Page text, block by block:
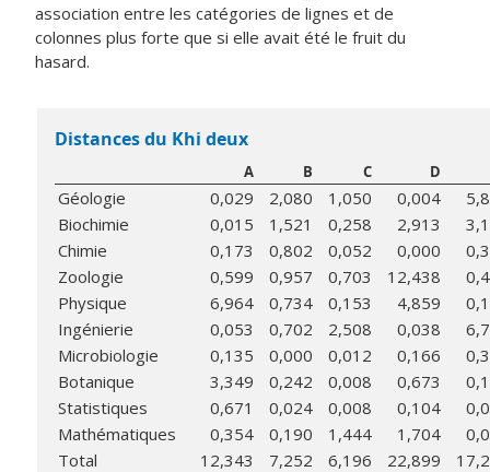
association entre les catégories de lignes et de
colonnes plus forte que si elle avait été le fruit du
hasard.
Distances du Khi deux
A B C D
Géologie 0,029 2,080 1,050 0,004
Biochimie
0,015 1,521 0,258 2,913
Chimie
0,173 0,802 0,052 0,000
Zoologie
0,599 0,957 0,703 12,438
Physique
6,964 0,734 0,153 4,859
Ingénierie
0,053 0,702 2,508 0,038
Microbiologie
0,135 0,000 0,012 0,166
Botanique
3,349 0,242 0,008 0,673
Statistiques
0,671 0,024 0,008 0,104
Mathématiques
0,354 0,190 1,444 1,704
Total
12,343 7,252 6,196 22,899